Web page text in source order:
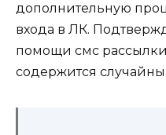
дополнительную
входа в ЛК.
помощи смс
содержится